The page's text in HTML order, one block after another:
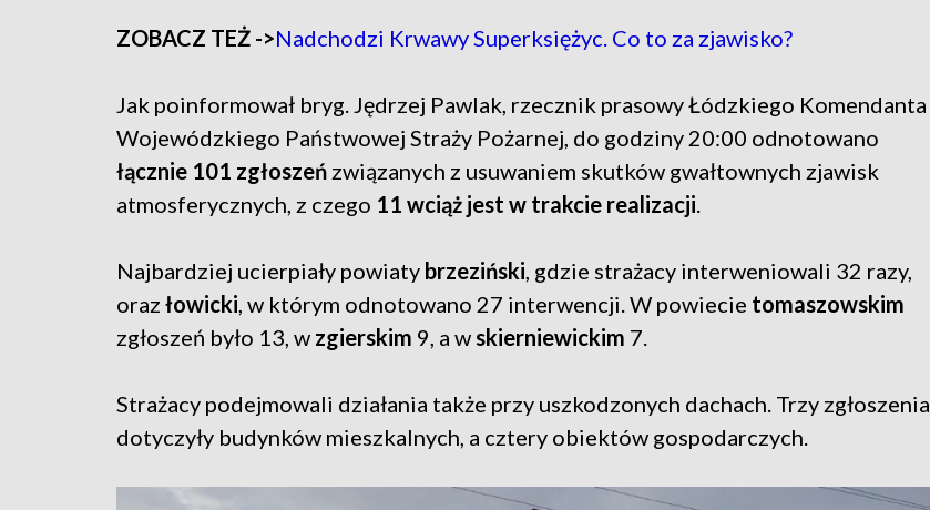
ZOBACZ TEŻ ->Nadchodzi Krwawy Superksiężyc. Co to za zjawisko?
Jak poinformował bryg. Jędrzej Pawlak, rzecznik prasowy Łódzkiego Komendanta
Wojewódzkiego Państwowej Straży Pożarnej, do godziny 20:00 odnotowano
łącznie 101 zgłoszeń związanych z usuwaniem skutków gwałtownych zjawisk
atmosferycznych, z czego 11 wciąż jest w trakcie realizacji.
Najbardziej ucierpiały powiaty brzeziński, gdzie strażacy interweniowali 32 razy,
oraz łowicki, w którym odnotowano 27 interwencji. W powiecie tomaszowskim
zgłoszeń było 13, w zgierskim 9, a wskierniewickim 7.
Strażacy podejmowali działania także przy uszkodzonych dachach. Trzy zgłoszenia
dotyczyły budynków mieszkalnych, a cztery obiektów gospodarczych.